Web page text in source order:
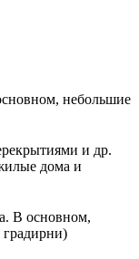
небольшие
и др.
дома и
В основном,